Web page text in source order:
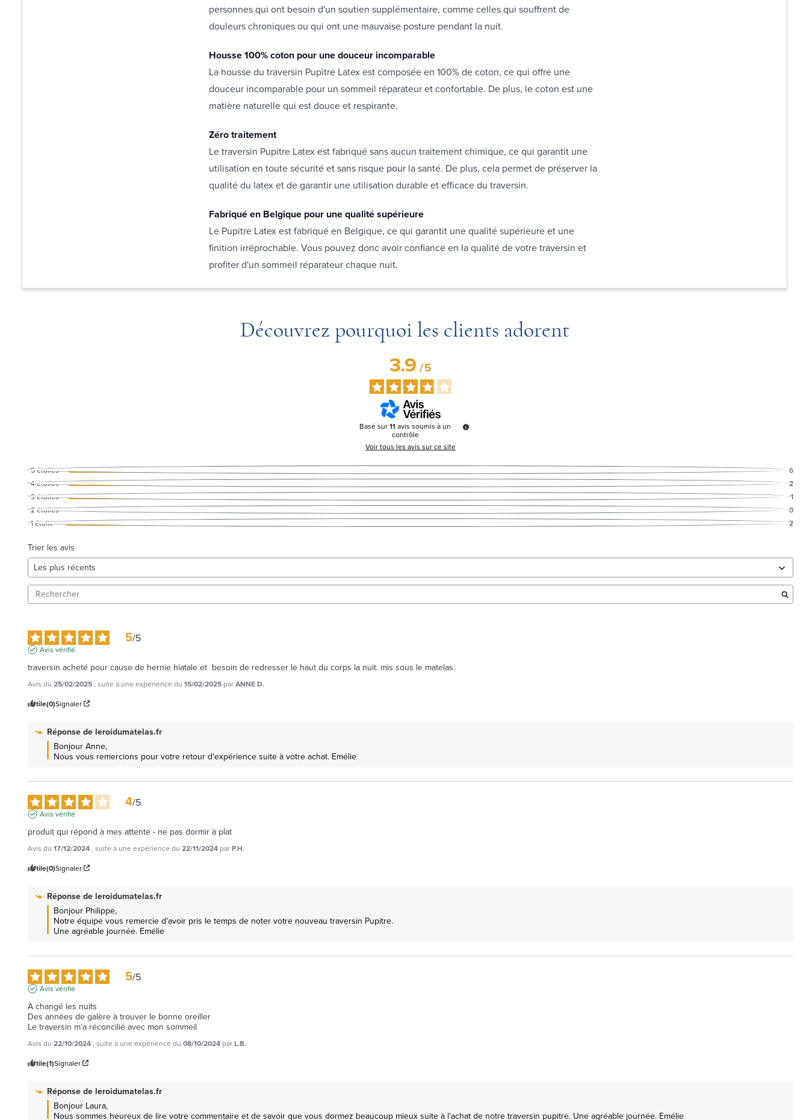
personnes qui ont besoin d'un soutien supplémentaire, comme celles qui souffrent de
douleurs chroniques ou qui ont une mauvaise posture pendant la nuit.
Housse 100% coton pour une douceur incomparable
La housse du traversin Pupitre Latex est composée en 100% de coton, ce qui offre une
douceur incomparable pour un sommeil réparateur et confortable. De plus, le coton est une
matière naturelle qui est douce et respirante.
Zéro traitement
Le traversin Pupitre Latex est fabriqué sans aucun traitement chimique, ce qui garantit une
utilisation en toute sécurité et sans risque pour la santé. De plus, cela permet de préserver la
qualité du latex et de garantir une utilisation durable et efficace du traversin.
Fabriqué en Belgique pour une qualité supérieure
Le Pupitre Latex est fabriqué en Belgique, ce qui garantit une qualité supérieure et une
finition irréprochable. Vous pouvez donc avoir confiance en la qualité de votre traversin et
profiter d'un sommeil réparateur chaque nuit.
Découvrez pourquoi les clients adorent
3.9/5
Basé sur11avis soumis à un
contrôle
Voir tous les avis sur ce site
5étoiles
6
4étoiles
2
3 étoiles
1
2étoiles
0
1étoile 2
Trier les avis
5/5
Avis vérifié
traversin acheté pour cause de hernie hiatale et  besoin de redresser le haut du corps la nuit. mis sous le matelas.
Avis du 25/02/2025, suite à une expérience du 15/02/2025 parANNE D.
Utile(0)Signaler
Réponse deleroidumatelas.fr
Bonjour Anne,
Nous vous remercions pour votre retour d'expérience suite à votre achat. Emélie
4/5
Avis vérifié
produit qui répond à mes attente - ne pas dormir à plat
Avis du 17/12/2024, suite à une expérience du 22/11/2024 parP.H.
Utile(0)Signaler
Réponse deleroidumatelas.fr
Bonjour Philippe,
Notre équipe vous remercie d'avoir pris le temps de noter votre nouveau traversin Pupitre.
Une agréable journée. Emélie
5/5
Avis vérifié
À changé les nuits
Des années de galère à trouver le bonne oreiller
Le traversin m’a réconcilié avec mon sommeil
Avis du 22/10/2024, suite à une expérience du 08/10/2024 parL.B.
Utile(1)Signaler
Réponse deleroidumatelas.fr
Bonjour Laura,
Nous sommes heureux de lire votre commentaire et de savoir que vous dormez beaucoup mieux suite à l'achat de notre traversin pupitre. Une agréable journée. Emélie